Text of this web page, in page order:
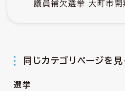
議員補欠選挙 大町市
同じカテゴリページを見
選挙